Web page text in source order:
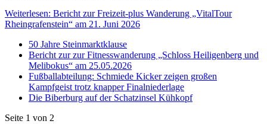
Weiterlesen: Bericht zur Freizeit-plus Wanderung „VitalTour
Rheingrafenstein“ am 21. Juni 2026
50 Jahre Steinmarktklause
Bericht zur zur Fitnesswanderung „Schloss Heiligenberg und
Melibokus“ am 25.05.2026
Fußballabteilung: Schmiede Kicker zeigen großen
Kampfgeist trotz knapper Finalniederlage
Die Biberburg auf der Schatzinsel Kühkopf
Seite 1 von 2